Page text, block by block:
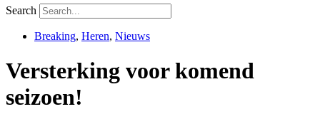
Search
Breaking, Heren, Nieuws
Versterking voor komend
seizoen!